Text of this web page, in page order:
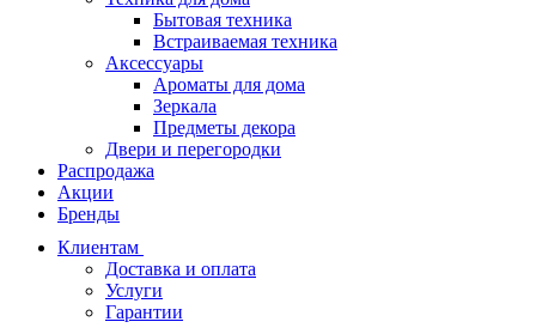
Бытовая техника
Встраиваемая техника
Аксессуары
Ароматы для дома
Зеркала
Предметы декора
Двери и перегородки
Распродажа
Акции
Бренды
Клиентам
Доставка и оплата
Услуги
Гарантии